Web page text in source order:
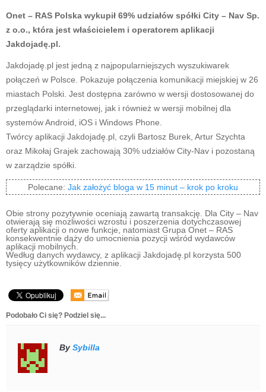
Onet – RAS Polska wykupił 69% udziałów spółki City – Nav Sp.
z o.o., która jest właścicielem i operatorem aplikacji
Jakdojadę.pl.
Jakdojadę.pl jest jedną z najpopularniejszych wyszukiwarek
połączeń w Polsce. Pokazuje połączenia komunikacji miejskiej w 26
miastach Polski. Jest dostępna zarówno w wersji dostosowanej do
przeglądarki internetowej, jak i również w wersji mobilnej dla
systemów Android, iOS i Windows Phone.
Twórcy aplikacji Jakdojadę.pl, czyli Bartosz Burek, Artur Szychta
oraz Mikołaj Grajek zachowają 30% udziałów City-Nav i pozostaną
w zarządzie spółki.
Polecane: Jak założyć bloga w 15 minut – krok po kroku
Obie strony pozytywnie oceniają zawartą transakcję. Dla City – Nav
otwierają się możliwości wzrostu i poszerzenia dotychczasowej
oferty aplikacji o nowe funkcje, natomiast Grupa Onet – RAS
konsekwentnie dąży do umocnienia pozycji wśród wydawców
aplikacji mobilnych.
Według danych wydawcy, z aplikacji Jakdojadę.pl korzysta 500
tysięcy użytkowników dziennie.
Podobało Ci się? Podziel się...
By Sybilla